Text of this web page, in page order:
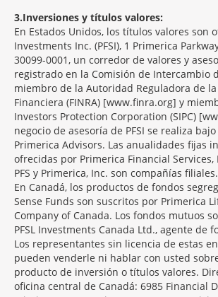
3 Inversiones y títulos valores:
En Estados Unidos, los títulos valores son
Investments Inc. (PFSI), 1 Primerica
30099-0001, un corredor de valores y
registrado en la Comisión de Intercambio
miembro de la Autoridad Reguladora de
Financiera (FINRA) [www.finra.org] y
Investors Protection Corporation (SIPC)
negocio de asesoría de PFSI se realiza
Primerica Advisors. Las anualidades fijas
ofrecidas por Primerica Financial Services,
PFS y Primerica, Inc. son compañías filiales.
En Canadá, los productos de fondos
Sense Funds son suscritos por Primerica
Company of Canada. Los fondos mutuos
PFSL Investments Canada Ltd., agente de
Los representantes sin licencia de estas
pueden venderle ni hablar con usted
producto de inversión o títulos valores.
oficina central de Canadá: 6985 Financial